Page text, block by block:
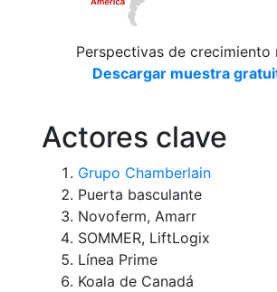
Perspectivas de crecimiento
Descargar muestra
Actores clave
Grupo Chamberlain
Puerta basculante
Novoferm, Amarr
SOMMER, LiftLogix
Línea Prime
Koala de Canadá